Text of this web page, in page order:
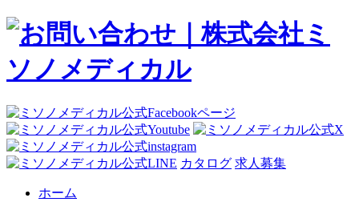
カタログ 求人募集
ホーム